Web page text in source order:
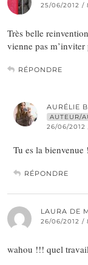
25/06/2012 /
Très belle
vienne pas
RÉPONDRE
AURÉLIE
AUTEUR/
26/06/2012
Tu es la bienvenue !
RÉPONDRE
LAURA DE
26/06/2012 /
wahou !!! quel